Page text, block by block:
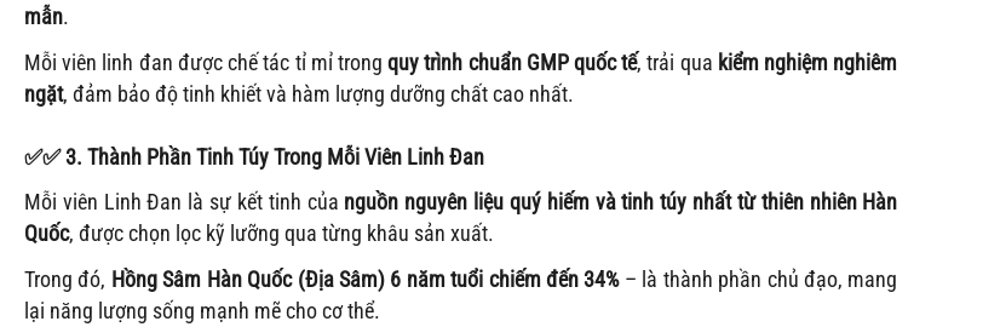
mẫn.
Mỗi viên linh đan được chế tác tỉ mỉ trongquy trình chuẩn GMP quốc tế, trải qua kiểm nghiệm nghiêm
ngặt, đảm bảo độ tinh khiết và hàm lượng dưỡng chất cao nhất.
✅✅3. Thành Phần Tinh Túy Trong Mỗi Viên Linh Đan
Mỗi viên Linh Đan là sự kết tinh của nguồn nguyên liệu quý hiếm và tinh túy nhất từ thiên nhiên Hàn
Quốc, được chọn lọc kỹ lưỡng qua từng khâu sản xuất.
Trong đó, Hồng Sâm Hàn Quốc (Địa Sâm) 6 năm tuổi chiếm đến 34%– là thành phần chủ đạo, mang
lại năng lượng sống mạnh mẽ cho cơ thể.